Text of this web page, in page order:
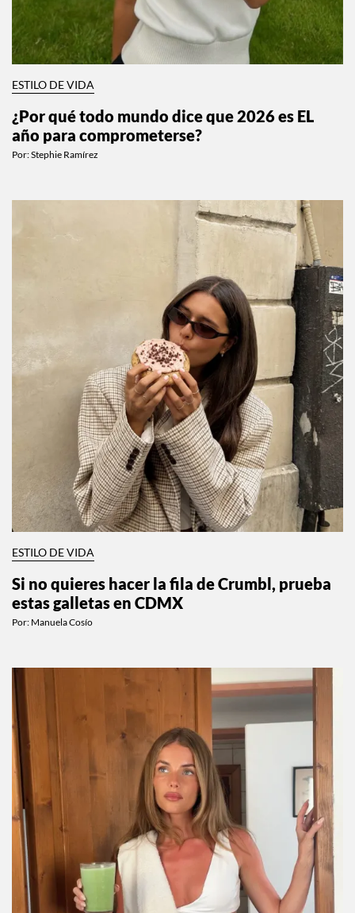
ESTILO DE VIDA
¿Por qué todo mundo dice que 2026 es EL
año para comprometerse?
Por:Stephie Ramírez
ESTILO DE VIDA
Si no quieres hacer la fila de Crumbl, prueba
estas galletas en CDMX
Por: Manuela Cosío